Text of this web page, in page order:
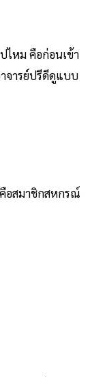
ไหม คือก่อนเข้า
าจารย์ปรีดีดูแบบ
อสมาชิกสหกรณ์